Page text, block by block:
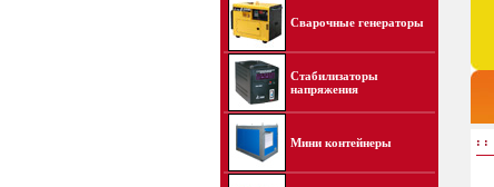
Сварочные генераторы
Стабилизаторы
напряжения
Мини контейнеры : :